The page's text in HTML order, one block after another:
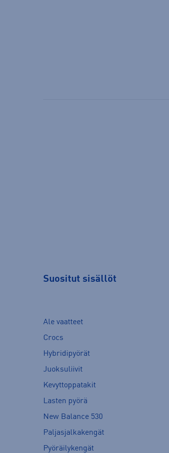
Suositut sisällöt
Ale vaatteet
Crocs
Hybridipyörät
Juoksuliivit
Kevyttoppatakit
Lasten pyörä
New Balance 530
Paljasjalkakengät
Pyöräilykengät